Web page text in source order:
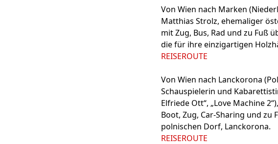
Von Wien nach Marken
Matthias Strolz, ehemaliger
mit Zug, Bus, Rad und zu Fuß
die für ihre einzigartigen
REISEROUTE
Von Wien nach Lanckorona
Schauspielerin und
Elfriede Ott“, „Love Machine
Boot, Zug, Car-Sharing und zu
polnischen Dorf, Lanckorona.
REISEROUTE